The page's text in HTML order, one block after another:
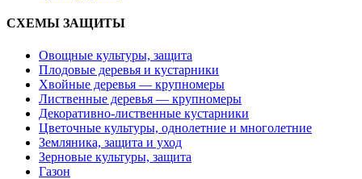
СХЕМЫ ЗАЩИТЫ
Овощные культуры, защита
Плодовые деревья и кустарники
Хвойные деревья — крупномеры
Лиственные деревья — крупномеры
Декоративно-лиственные кустарники
Цветочные культуры, однолетние и многолетние
Земляника, защита и уход
Зерновые культуры, защита
Газон